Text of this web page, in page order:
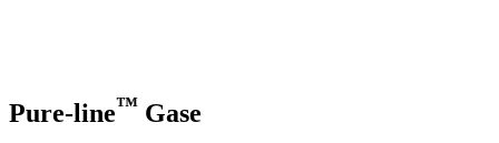
Pure-line™ Gase